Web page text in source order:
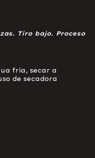
Tiro bajo. Proceso
fría, secar a
de secadora